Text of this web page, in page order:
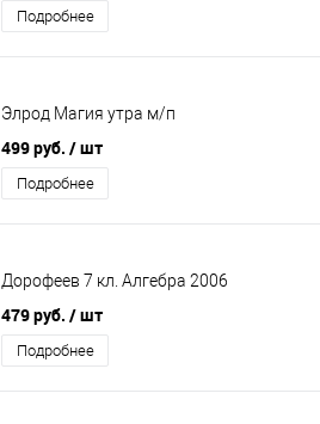
Подробнее
Элрод Магия утра м/п
499 руб. / шт
Подробнее
Дорофеев 7 кл. Алгебра 2006
479 руб. / шт
Подробнее